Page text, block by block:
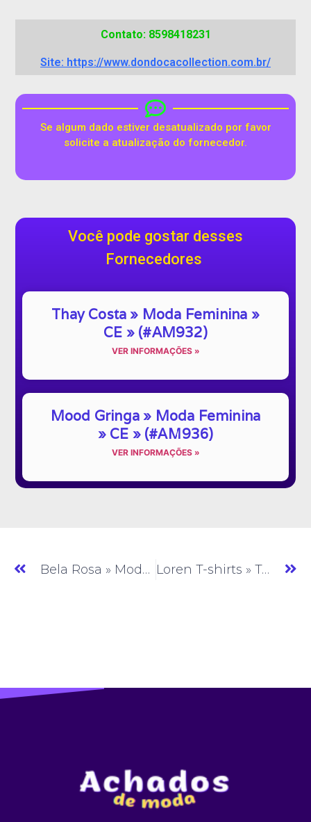
Contato: 8598418231
Site: https://www.dondocacollection.com.br/
Se algum dado estiver desatualizado por favor
solicite a atualização do fornecedor.
Você pode gostar desses
Fornecedores
Thay Costa » Moda Feminina »
CE » (#AM932)
VER INFORMAÇÕES »
Mood Gringa » Moda Feminina
» CE » (#AM936)
VER INFORMAÇÕES »
Bela Rosa » Moda Feminina » CE » (#AM417) Loren T-shirts » T-shirt » CE » (#AM419)